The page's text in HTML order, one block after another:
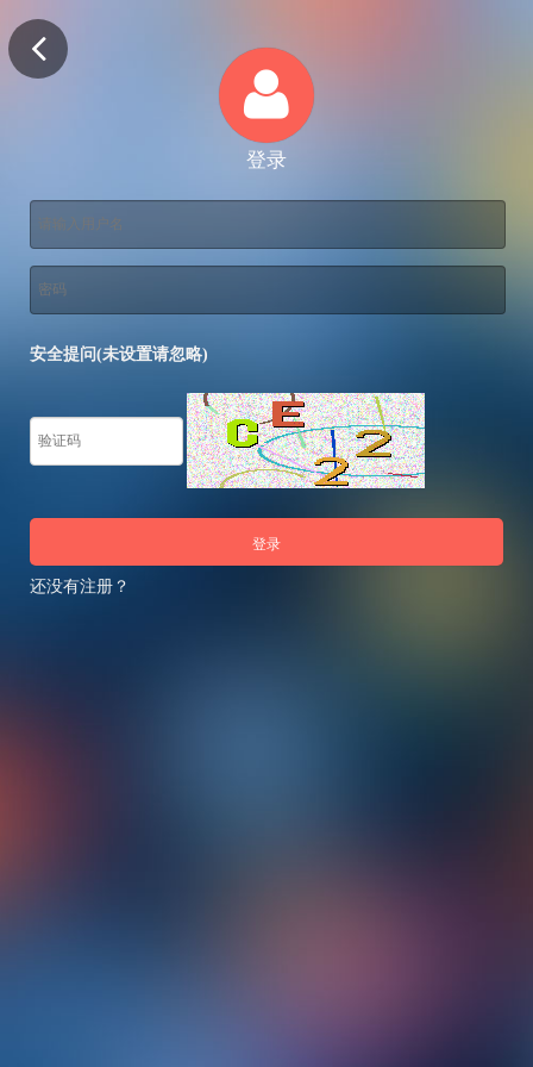
登录
安全提问(未设置请忽略)
登录
还没有注册？